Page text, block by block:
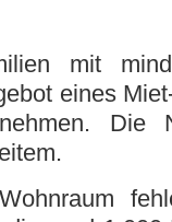
mit
eines
Die